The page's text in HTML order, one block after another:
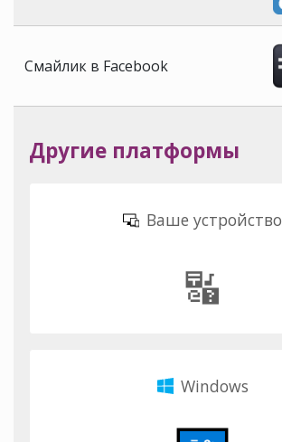
Смайлик в Facebook
Другие платформы
Ваше устройство
🔣
Windows